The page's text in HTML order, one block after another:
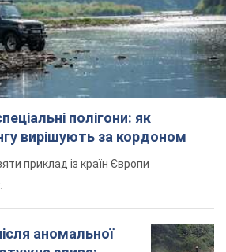
приклад із країн Європи
аномальної
злива:
на річки.
Франківщину та
зіпсованого